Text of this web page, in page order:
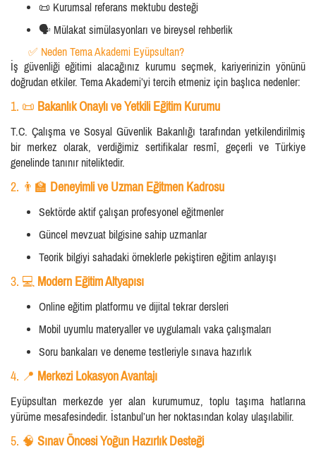
📜 Kurumsal referans mektubu desteği
🗣️ Mülakat simülasyonları ve bireysel rehberlik
✅ Neden Tema Akademi Eyüpsultan?
İş güvenliği eğitimi alacağınız kurumu seçmek, kariyerinizin yönünü
doğrudan etkiler. Tema Akademi’yi tercih etmeniz için başlıca nedenler:
1. 📜 Bakanlık Onaylı ve Yetkili Eğitim Kurumu
T.C. Çalışma ve Sosyal Güvenlik Bakanlığı tarafından yetkilendirilmiş
bir merkez olarak, verdiğimiz sertifikalar resmî, geçerli ve Türkiye
genelinde tanınır niteliktedir.
2. 👨‍🏫 Deneyimli ve Uzman Eğitmen Kadrosu
Sektörde aktif çalışan profesyonel eğitmenler
Güncel mevzuat bilgisine sahip uzmanlar
Teorik bilgiyi sahadaki örneklerle pekiştiren eğitim anlayışı
3. 💻 Modern Eğitim Altyapısı
Online eğitim platformu ve dijital tekrar dersleri
Mobil uyumlu materyaller ve uygulamalı vaka çalışmaları
Soru bankaları ve deneme testleriyle sınava hazırlık
4. 📍 Merkezi Lokasyon Avantajı
Eyüpsultan merkezde yer alan kurumumuz, toplu taşıma hatlarına
yürüme mesafesindedir. İstanbul’un her noktasından kolay ulaşılabilir.
5. 🧠 Sınav Öncesi Yoğun Hazırlık Desteği